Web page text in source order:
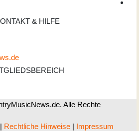
& HILFE
Alle Rechte
| Rechtliche Hinweise | Impressum